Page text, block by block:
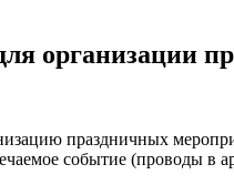
организации
праздничных
событие (проводы в